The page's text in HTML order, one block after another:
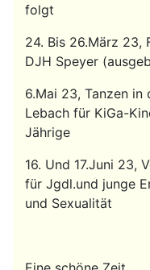
folgt
24. Bis 26.März 23,
DJH Speyer
6.Mai 23, Tanzen
Lebach für KiGa-
Jährige
16. Und 17.Juni 23,
für Jgdl.und junge
und Sexualität